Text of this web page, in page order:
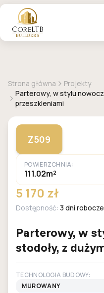
Strona główna
Projekty
Parterowy, w stylu
przeszkleniami
Z509
POWIERZCHNIA:
111.02m²
5 170 zł
Dostępność: 3 dni robocze
Parterowy, w
stodoły, z
TECHNOLOGIA BUDOWY:
MUROWANY